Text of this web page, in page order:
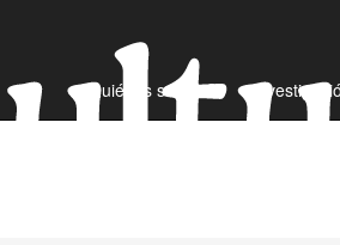
¿Quiénes somos?